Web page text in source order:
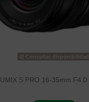
Consultar disponibilidad
S PRO 16-35mm F4.0